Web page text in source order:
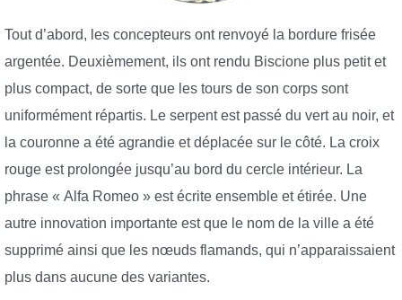
Tout d’abord, les concepteurs ont renvoyé la bordure frisée
argentée. Deuxièmement, ils ont rendu Biscione plus petit et
plus compact, de sorte que les tours de son corps sont
uniformément répartis. Le serpent est passé du vert au noir, et
la couronne a été agrandie et déplacée sur le côté. La croix
rouge est prolongée jusqu’au bord du cercle intérieur. La
phrase « Alfa Romeo » est écrite ensemble et étirée. Une
autre innovation importante est que le nom de la ville a été
supprimé ainsi que les nœuds flamands, qui n’apparaissaient
plus dans aucune des variantes.